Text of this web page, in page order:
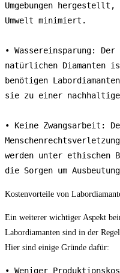
Umgebungen
Umwelt minimiert.
• Wassereinsparung: Der
natürlichen Diamanten
benötigen
sie zu einer
• Keine Zwangsarbeit:
werden unter ethischen
die Sorgen um
Kostenvorteile von
Ein weiterer wichtiger Aspekt
Labordiamanten sind in der
Hier sind einige Gründe dafür:
• Weniger